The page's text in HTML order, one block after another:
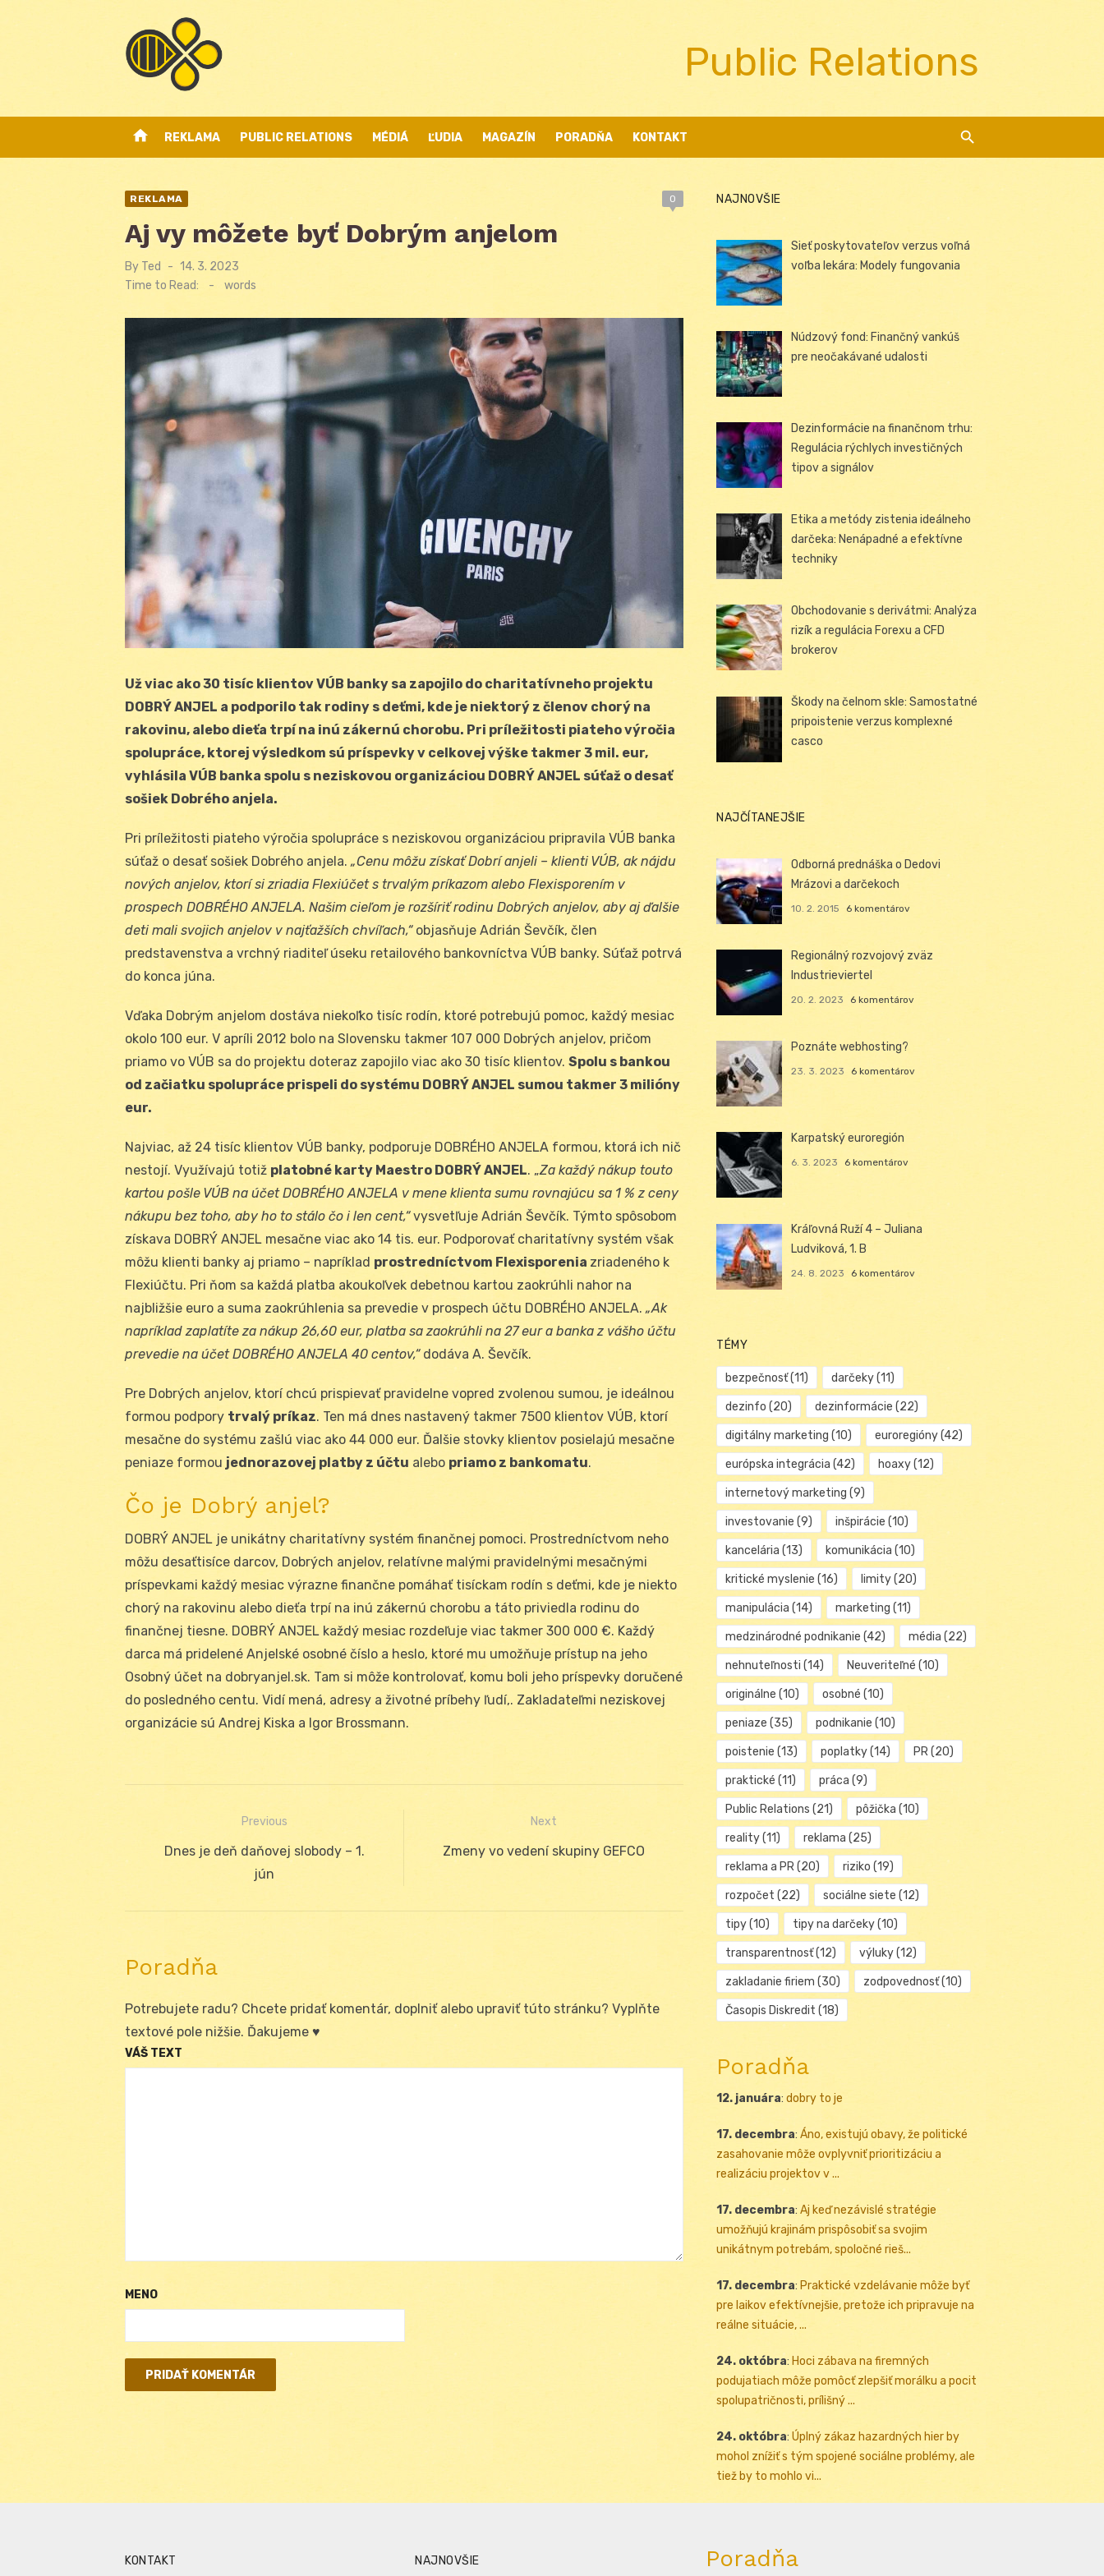
Public Relations
home REKLAMA PUBLIC RELATIONS MÉDIÁ ĽUDIA MAGAZÍN PORADŇA KONTAKT
REKLAMA 0
Aj vy môžete byť Dobrým anjelom
By Ted
Posted
on
14. 3. 2023
Time to Read:
- words
Už viac ako 30 tisíc klientov VÚB banky sa zapojilo do charitatívneho projektu
DOBRÝ ANJEL a podporilo tak rodiny s deťmi, kde je niektorý z členov chorý na
rakovinu, alebo dieťa trpí na inú zákernú chorobu. Pri príležitosti piateho výročia
spolupráce, ktorej výsledkom sú príspevky v celkovej výške takmer 3 mil. eur,
vyhlásila VÚB banka spolu s neziskovou organizáciou DOBRÝ ANJEL súťaž o desať
sošiek Dobrého anjela.
Pri príležitosti piateho výročia spolupráce s neziskovou organizáciou pripravila VÚB banka
súťaž o desať sošiek Dobrého anjela. „Cenu môžu získať Dobrí anjeli – klienti VÚB, ak nájdu
nových anjelov, ktorí si zriadia Flexiúčet s trvalým príkazom alebo Flexisporením v
prospech DOBRÉHO ANJELA. Našim cieľom je rozšíriť rodinu Dobrých anjelov, aby aj ďalšie
deti mali svojich anjelov v najťažších chvíľach,“objasňuje Adrián Ševčík, člen
predstavenstva a vrchný riaditeľ úseku retailového bankovníctva VÚB banky. Súťaž potrvá
do konca júna.
Vďaka Dobrým anjelom dostáva niekoľko tisíc rodín, ktoré potrebujú pomoc, každý mesiac
okolo 100 eur. V apríli 2012 bolo na Slovensku takmer 107 000 Dobrých anjelov, pričom
priamo vo VÚB sa do projektu doteraz zapojilo viac ako 30 tisíc klientov. Spolu s bankou
od začiatku spolupráce prispeli do systému DOBRÝ ANJEL sumou takmer 3 milióny
eur.
Najviac, až 24 tisíc klientov VÚB banky, podporuje DOBRÉHO ANJELA formou, ktorá ich nič
nestojí. Využívajú totiž platobné karty Maestro DOBRÝ ANJEL. „Za každý nákup touto
kartou pošle VÚB na účet DOBRÉHO ANJELA v mene klienta sumu rovnajúcu sa 1 % z ceny
nákupu bez toho, aby ho to stálo čo i len cent,“vysvetľuje Adrián Ševčík. Týmto spôsobom
získava DOBRÝ ANJEL mesačne viac ako 14 tis. eur. Podporovať charitatívny systém však
môžu klienti banky aj priamo – napríklad prostredníctvom Flexisporenia zriadeného k
Flexiúčtu. Pri ňom sa každá platba akoukoľvek debetnou kartou zaokrúhli nahor na
najbližšie euro a suma zaokrúhlenia sa prevedie v prospech účtu DOBRÉHO ANJELA. „Ak
napríklad zaplatíte za nákup 26,60 eur, platba sa zaokrúhli na 27 eur a banka z vášho účtu
prevedie na účet DOBRÉHO ANJELA 40 centov,“dodáva A. Ševčík.
Pre Dobrých anjelov, ktorí chcú prispievať pravidelne vopred zvolenou sumou, je ideálnou
formou podpory trvalý príkaz. Ten má dnes nastavený takmer 7500 klientov VÚB, ktorí
mesačne do systému zašlú viac ako 44 000 eur. Ďalšie stovky klientov posielajú mesačne
peniaze formou jednorazovej platby z účtu alebo priamo z bankomatu.
Čo je Dobrý anjel?
DOBRÝ ANJEL je unikátny charitatívny systém finančnej pomoci. Prostredníctvom neho
môžu desaťtisíce darcov, Dobrých anjelov, relatívne malými pravidelnými mesačnými
príspevkami každý mesiac výrazne finančne pomáhať tisíckam rodín s deťmi, kde je niekto
chorý na rakovinu alebo dieťa trpí na inú zákernú chorobu a táto priviedla rodinu do
finančnej tiesne. DOBRÝ ANJEL každý mesiac rozdeľuje viac takmer 300 000 €. Každý
darca má pridelené Anjelské osobné číslo a heslo, ktoré mu umožňuje prístup na jeho
Osobný účet na dobryanjel.sk. Tam si môže kontrolovať, komu boli jeho príspevky doručené
do posledného centu. Vidí mená, adresy a životné príbehy ľudí,. Zakladateľmi neziskovej
organizácie sú Andrej Kiska a Igor Brossmann.
Navigácia
Previous
Previous
Dnes je deň daňovej slobody – 1.
jún
Next
Next
Zmeny vo vedení skupiny GEFCO
Poradňa
Potrebujete radu? Chcete pridať komentár, doplniť alebo upraviť túto stránku? Vyplňte
textové pole nižšie. Ďakujeme ♥
VÁŠ TEXT
MENO
NAJNOVŠIE
Sieť poskytovateľov verzus voľná
voľba lekára: Modely fungovania
Núdzový fond: Finančný vankúš
pre neočakávané udalosti
Dezinformácie na finančnom trhu:
Regulácia rýchlych investičných
tipov a signálov
Etika a metódy zistenia ideálneho
darčeka: Nenápadné a efektívne
techniky
Obchodovanie s derivátmi: Analýza
rizík a regulácia Forexu a CFD
brokerov
Škody na čelnom skle: Samostatné
pripoistenie verzus komplexné
casco
NAJČÍTANEJŠIE
Odborná prednáška o Dedovi
Mrázovi a darčekoch
10. 2. 2015 6 komentárov
Regionálný rozvojový zväz
Industrieviertel
20. 2. 2023 6 komentárov
Poznáte webhosting?
23. 3. 2023 6 komentárov
Karpatský euroregión
6. 3. 2023 6 komentárov
Kráľovná Ruží 4 – Juliana
Ludviková, 1. B
24. 8. 2023 6 komentárov
TÉMY
bezpečnosť(11) darčeky(11)
dezinfo (20) dezinformácie (22)
digitálny marketing (10) euroregióny(42)
európska integrácia (42) hoaxy(12)
internetový marketing (9)
investovanie (9) inšpirácie (10)
kancelária (13) komunikácia (10)
kritické myslenie (16) limity(20)
manipulácia (14) marketing (11)
medzinárodné podnikanie (42) média (22)
nehnuteľnosti (14) Neuveriteľné (10)
originálne (10) osobné (10)
peniaze (35) podnikanie (10)
poistenie (13) poplatky(14) PR(20)
praktické (11) práca (9)
Public Relations (21) pôžička (10)
reality(11) reklama (25)
reklama a PR(20) riziko (19)
rozpočet (22) sociálne siete (12)
tipy(10) tipy na darčeky(10)
transparentnosť(12) výluky(12)
zakladanie firiem (30) zodpovednosť(10)
Časopis Diskredit (18)
Poradňa
12. januára: dobry to je
17. decembra: Áno, existujú obavy, že politické
zasahovanie môže ovplyvniť prioritizáciu a
realizáciu projektov v ...
17. decembra: Aj keď nezávislé stratégie
umožňujú krajinám prispôsobiť sa svojim
unikátnym potrebám, spoločné rieš...
17. decembra: Praktické vzdelávanie môže byť
pre laikov efektívnejšie, pretože ich pripravuje na
reálne situácie, ...
24. októbra: Hoci zábava na firemných
podujatiach môže pomôcť zlepšiť morálku a pocit
spolupatričnosti, prílišný ...
24. októbra: Úplný zákaz hazardných hier by
mohol znížiť s tým spojené sociálne problémy, ale
tiež by to mohlo vi...
KONTAKT NAJNOVŠIE Poradňa